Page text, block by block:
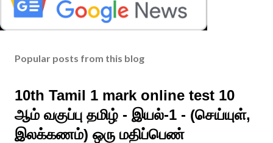
Popular posts from this blog
10th Tamil 1 mark online test 10
ஆம் வகுப்பு தமிழ் - இயல்-1 - (செய்யுள்,
இலக்கணம்) ஒரு மதிப்பெண்